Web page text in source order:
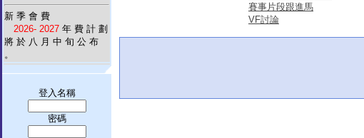
新 季 會 費
2026- 2027 年 費 計 劃
將 於 八 月 中 旬 公 布
。
登入名稱
密碼
賽事片段跟進馬
VF討論